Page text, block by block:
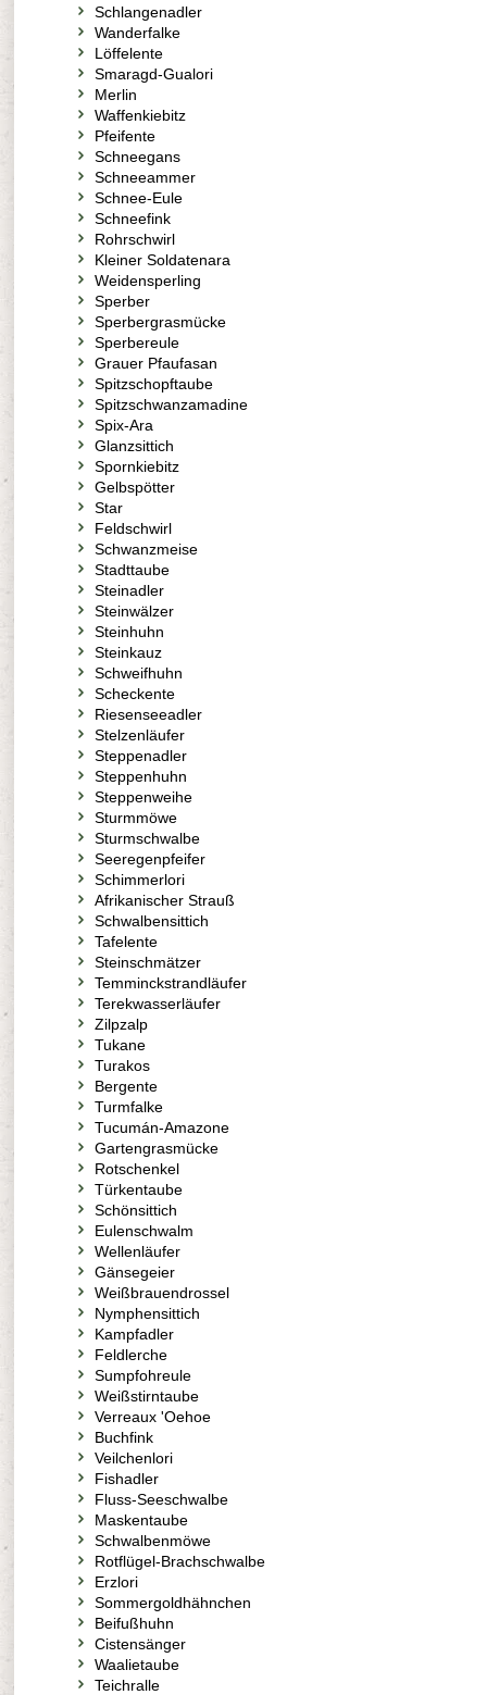
Schlangenadler
Wanderfalke
Löffelente
Smaragd-Gualori
Merlin
Waffenkiebitz
Pfeifente
Schneegans
Schneeammer
Schnee-Eule
Schneefink
Rohrschwirl
Kleiner Soldatenara
Weidensperling
Sperber
Sperbergrasmücke
Sperbereule
Grauer Pfaufasan
Spitzschopftaube
Spitzschwanzamadine
Spix-Ara
Glanzsittich
Spornkiebitz
Gelbspötter
Star
Feldschwirl
Schwanzmeise
Stadttaube
Steinadler
Steinwälzer
Steinhuhn
Steinkauz
Schweifhuhn
Scheckente
Riesenseeadler
Stelzenläufer
Steppenadler
Steppenhuhn
Steppenweihe
Sturmmöwe
Sturmschwalbe
Seeregenpfeifer
Schimmerlori
Afrikanischer Strauß
Schwalbensittich
Tafelente
Steinschmätzer
Temminckstrandläufer
Terekwasserläufer
Zilpzalp
Tukane
Turakos
Bergente
Turmfalke
Tucumán-Amazone
Gartengrasmücke
Rotschenkel
Türkentaube
Schönsittich
Eulenschwalm
Wellenläufer
Gänsegeier
Weißbrauendrossel
Nymphensittich
Kampfadler
Feldlerche
Sumpfohreule
Weißstirntaube
Verreaux 'Oehoe
Buchfink
Veilchenlori
Fishadler
Fluss-Seeschwalbe
Maskentaube
Schwalbenmöwe
Rotflügel-Brachschwalbe
Erzlori
Sommergoldhähnchen
Beifußhuhn
Cistensänger
Waalietaube
Teichralle